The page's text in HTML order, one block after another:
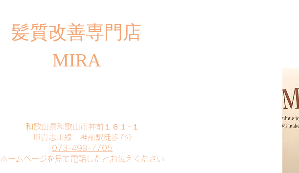
​髪質改善専門店
MIRA
​和歌山県和歌山市神前１６１−１
JR貴志川線 神前駅徒歩7分
073-499-7705
​ホームページを見て電話したとお伝えください